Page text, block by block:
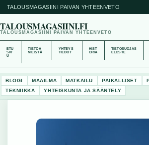
TALOUSMAGASIINI PAIVAN YHTEENVETO
TALOUSMAGASIINI.FI
TALOUSMAGASIINI PAIVAN YHTEENVETO
ETU
SIV
U
TIETOA
MEISTÄ
YHTEYS
TIEDOT
HIST
ORIA
TIETOSUOJAS
ELOSTE
BLOGI MAAILMA MATKAILU PAIKALLISET
TEKNIIKKA
YHTEISKUNTA JA SÄÄNTELY